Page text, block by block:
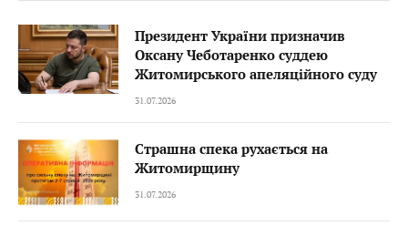
Президент України призначив
Оксану Чеботаренко суддею
Житомирського апеляційного суду
31.07.2026
Страшна спека рухається на
Житомирщину
31.07.2026